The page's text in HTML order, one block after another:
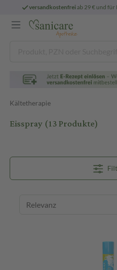
persönliche
Kältetherapie
Eisspray(13 Produkte)